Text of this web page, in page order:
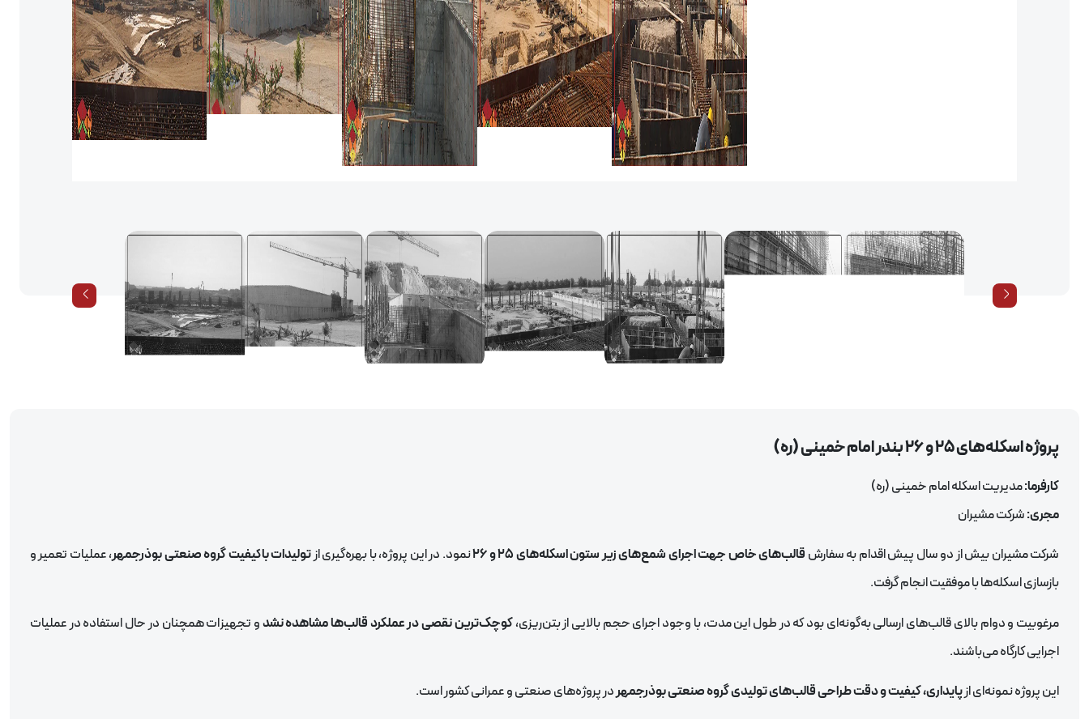
پروژه اسکله‌های ۲۵ و ۲۶ بندر امام خمینی (ره)
کارفرما:مدیریت اسکله امام خمینی (ره)
مجری:شرکت مشیران
شرکت مشیران بیش از دو سال پیش اقدام به سفارش قالب‌های خاص جهت اجرای شمع‌های زیر ستون اسکله‌های ۲۵ و ۲۶ نمود. در این پروژه، با بهره‌گیری ازتولیدات باکیفیت گروه صنعتی بوذرجمهر، عملیات تعمیر و
بازسازی اسکله‌ها با موفقیت انجام گرفت.
مرغوبیت و دوام بالای قالب‌های ارسالی به‌گونه‌ای بود که در طول این مدت، با وجود اجرای حجم بالایی از بتن‌ریزی،کوچک‌ترین نقصی در عملکرد قالب‌ها مشاهده نشدو تجهیزات همچنان در حال استفاده در عملیات
اجرایی کارگاه می‌باشند.
این پروژه نمونه‌ای ازپایداری، کیفیت و دقت طراحی قالب‌های تولیدی گروه صنعتی بوذرجمهردر پروژه‌های صنعتی و عمرانی کشور است.